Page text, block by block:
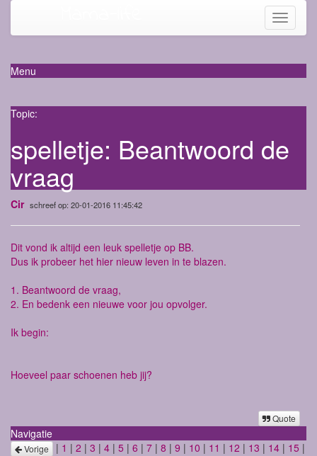
Toggle
Menu
Topic:
spelletje: Beantwoord de
vraag
Cir schreef op: 20-01-2016 11:45:42
Dit vond ik altijd een leuk spelletje op BB.
Dus ik probeer het hier nieuw leven in te blazen.
1. Beantwoord de vraag,
2. En bedenk een nieuwe voor jou opvolger.
Ik begin:
Hoeveel paar schoenen heb jij?
Quote
Navigatie
Vorige | 1 | 2 | 3 | 4 | 5 | 6 | 7 | 8 | 9 | 10 | 11 | 12 | 13 | 14 | 15 |